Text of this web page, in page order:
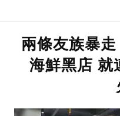
兩條友族暴
海鮮黑店